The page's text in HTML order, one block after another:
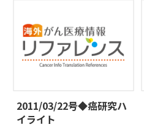
2011/03/22号◆癌研究ハ
イライト